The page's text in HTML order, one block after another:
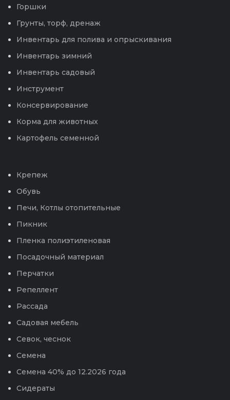
Горшки
Грунты, торф, дренаж
Инвентарь для полива и опрыскивания
Инвентарь зимний
Инвентарь садовый
Инструмент
Консервирование
Корма для животных
Картофель семенной
Крепеж
Обувь
Печи, Котлы отопительные
Пикник
Пленка полиэтиленовая
Посадочный материал
Перчатки
Репеллент
Рассада
Садовая мебель
Севок, чеснок
Семена
Семена 40% до 12.2026 года
Сидераты